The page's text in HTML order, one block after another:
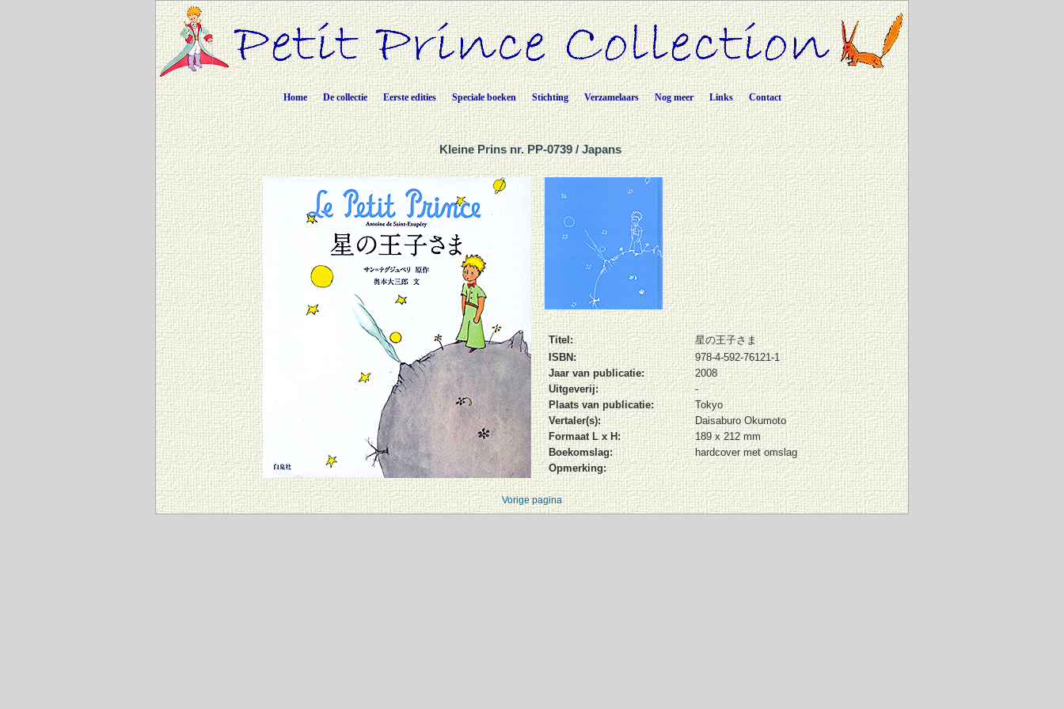
Home De collectie Eerste edities Speciale boeken Stichting Verzamelaars Nog meer Links Contact
Kleine Prins nr. PP-0739 / Japans
Titel:
星の王子さま
ISBN:
978-4-592-76121-1
Jaar van publicatie:
2008
Uitgeverij:
-
Plaats van publicatie:
Tokyo
Vertaler(s):
Daisaburo Okumoto
Formaat L x H:
189 x 212 mm
Boekomslag:
hardcover met omslag
Opmerking:
Vorige pagina